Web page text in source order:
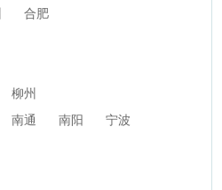
合肥
柳州
南通 南阳 宁波